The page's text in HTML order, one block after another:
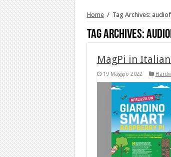
Home / Tag Archives:
Tag Archives:
MagPi in
19 Maggio 2022